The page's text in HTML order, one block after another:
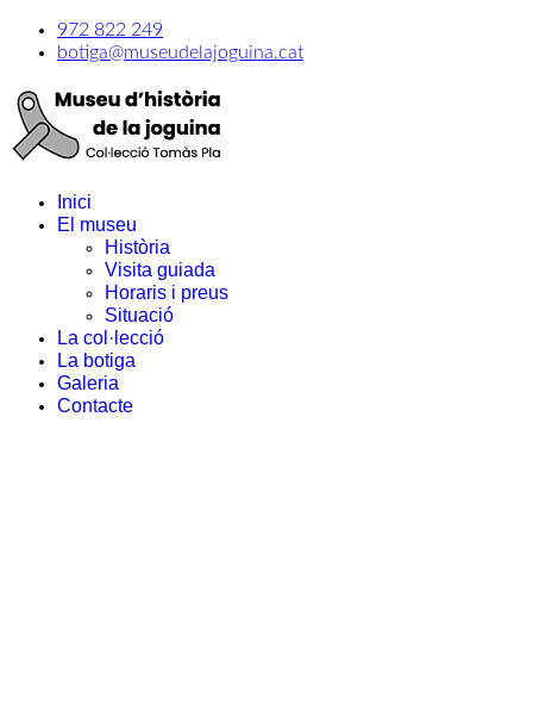
972 822 249
botiga@museudelajoguina.cat
Inici
El museu
Història
Visita guiada
Horaris i preus
Situació
La col·lecció
La botiga
Galeria
Contacte